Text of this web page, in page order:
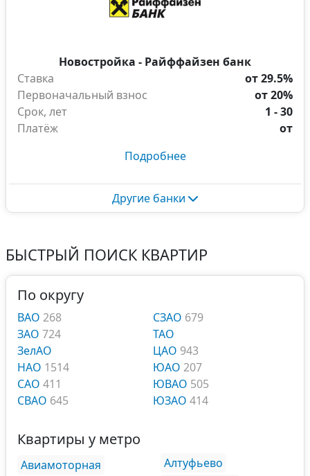
Новостройка - Райффайзен банк
Ставка
от 29.5%
Первоначальный взнос
от 20%
Срок, лет
1 - 30
Платёж
от
Подробнее
Другие банки
БЫСТРЫЙ ПОИСК КВАРТИР
По округу
ВАО 268
ЗАО 724
ЗелАО
НАО 1514
САО 411
СВАО 645
СЗАО 679
ТАО
ЦАО 943
ЮАО 207
ЮВАО 505
ЮЗАО 414
Квартиры у метро
Авиамоторная
Алтуфьево